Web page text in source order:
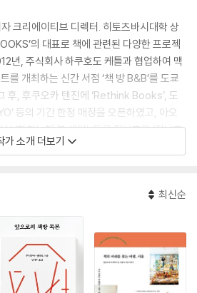
크리에이티브 디렉터. 히토츠바시대학 상
의 대표로 책에 관련된 다양한 프로젝
년, 주식회사 하쿠호도 케틀과 협업하여 맥
를 개최하는 신간 서점 ‘책 방 B&B’를 도쿄
후, 후쿠오카 텐진에 ‘Rethink Books’, 도
등의 기간 한정 매장을 오픈하였고, 아오
‘하치노헤 북 센터’, 도쿄 진보초의 ‘진보초
방을 프로듀스 및 디렉션하고 있다. 동아시아
루는 사람=‘책방’을 지향하는 사람들을 위해
한다. 인터넷에서 헌책의 매수 및 판매를 하
사직도 겸하고 있다. 저서로 《책의 역습》
일/일의 미래를 만드는 책》(아사히신문출
여행, 서울》(컴인)이 있다.
가 소개 더보기
최신순